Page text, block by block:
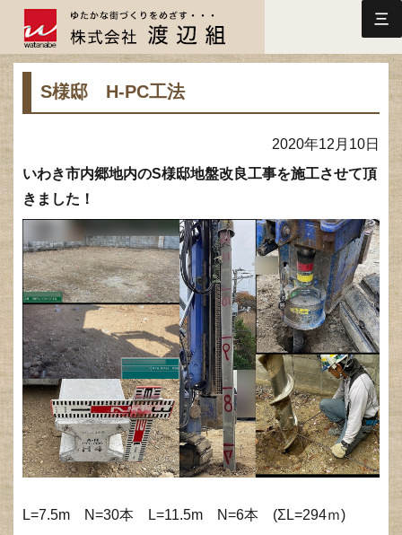
三
S様邸 H-PC工法
2020年12月10日
いわき市内郷地内のS様邸地盤改良工事を施工させて頂
きました！
L=7.5m N=30本 L=11.5m N=6本 (ΣL=294ｍ)